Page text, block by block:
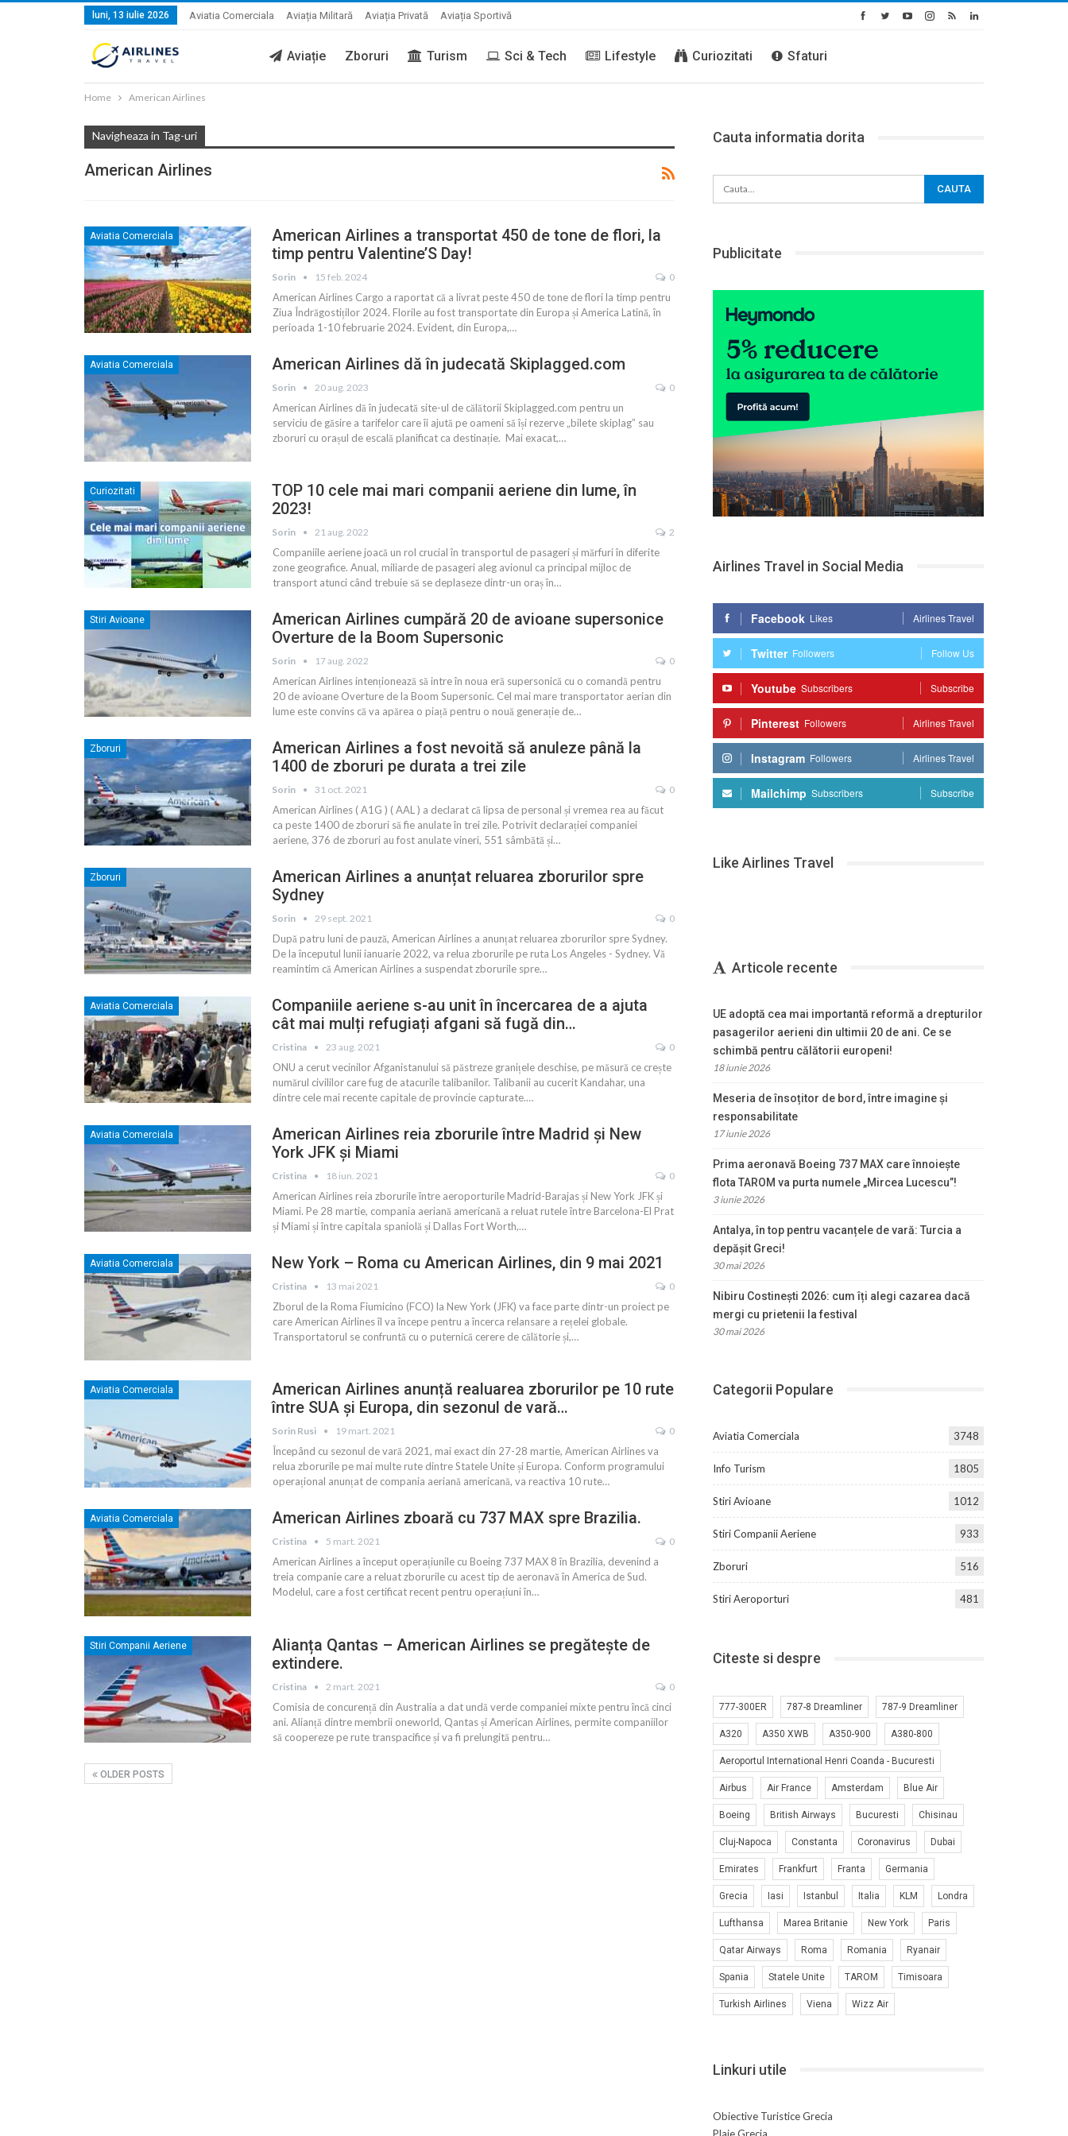
luni, 13 iulie 2026 Aviatia Comerciala Aviația Militară Aviația Privată Aviația Sportivă
Aviație Zboruri Turism Sci & Tech Lifestyle Curiozitati Sfaturi
Home American Airlines
Navigheaza in Tag-uri
American Airlines
Aviatia Comerciala
American Airlines a transportat 450 de tone de flori, la
timp pentru Valentine’S Day!
Sorin 15 feb. 2024 0
American Airlines Cargo a raportat că a livrat peste 450 de tone de flori la timp pentru
Ziua Îndrăgostiților 2024. Florile au fost transportate din Europa și America Latină, în
perioada 1-10 februarie 2024. Evident, din Europa,…
Aviatia Comerciala American Airlines dă în judecată Skiplagged.com
Sorin 20 aug. 2023 0
American Airlines dă în judecată site-ul de călătorii Skiplagged.com pentru un
serviciu de găsire a tarifelor care îi ajută pe oameni să își rezerve „bilete skiplag” sau
zboruri cu orașul de escală planificat ca destinație. Mai exacat,…
Curiozitati
TOP 10 cele mai mari companii aeriene din lume, în
2023!
Sorin 21 aug. 2022 2
Companiile aeriene joacă un rol crucial în transportul de pasageri și mărfuri în diferite
zone geografice. Anual, miliarde de pasageri aleg avionul ca principal mijloc de
transport atunci când trebuie să se deplaseze dintr-un oraș în…
Stiri Avioane
American Airlines cumpără 20 de avioane supersonice
Overture de la Boom Supersonic
Sorin 17 aug. 2022 0
American Airlines intenționează să intre în noua eră supersonică cu o comandă pentru
20 de avioane Overture de la Boom Supersonic. Cel mai mare transportator aerian din
lume este convins că va apărea o piață pentru o nouă generație de…
Zboruri
American Airlines a fost nevoită să anuleze până la
1400 de zboruri pe durata a trei zile
Sorin 31 oct. 2021 0
American Airlines ( A1G ) ( AAL ) a declarat că lipsa de personal și vremea rea ​​au făcut
ca peste 1400 de zboruri să fie anulate în trei zile. Potrivit declarației companiei
aeriene, 376 de zboruri au fost anulate vineri, 551 sâmbătă și…
Zboruri
American Airlines a anunțat reluarea zborurilor spre
Sydney
Sorin 29 sept. 2021 0
După patru luni de pauză, American Airlines a anunțat reluarea zborurilor spre Sydney.
De la începutul lunii ianuarie 2022, va relua zborurile pe ruta Los Angeles - Sydney. Vă
reamintim că American Airlines a suspendat zborurile spre…
Aviatia Comerciala
Companiile aeriene s-au unit în încercarea de a ajuta
cât mai mulți refugiați afgani să fugă din…
Cristina 23 aug. 2021 0
ONU a cerut vecinilor Afganistanului să păstreze granițele deschise, pe măsură ce crește
numărul civililor care fug de atacurile talibanilor. Talibanii au cucerit Kandahar, una
dintre cele mai recente capitale de provincie capturate.…
Aviatia Comerciala
American Airlines reia zborurile între Madrid și New
York JFK și Miami
Cristina 18 iun. 2021 0
American Airlines reia zborurile între aeroporturile Madrid-Barajas și New York JFK și
Miami. Pe 28 martie, compania aeriană americană a reluat rutele între Barcelona-El Prat
și Miami și între capitala spaniolă și Dallas Fort Worth,…
Aviatia Comerciala New York – Roma cu American Airlines, din 9 mai 2021
Cristina 13 mai 2021 0
Zborul de la Roma Fiumicino (FCO) la New York (JFK) va face parte dintr-un proiect pe
care American Airlines îl va începe pentru a încerca relansare a rețelei globale.
Transportatorul se confruntă cu o puternică cerere de călătorie și,…
Aviatia Comerciala
American Airlines anunță realuarea zborurilor pe 10 rute
între SUA și Europa, din sezonul de vară…
Sorin Rusi 19 mart. 2021 0
Începând cu sezonul de vară 2021, mai exact din 27-28 martie, American Airlines va
relua zborurile pe mai multe rute dintre Statele Unite și Europa. Conform programului
operațional anunțat de compania aeriană americană, va reactiva 10 rute…
Aviatia Comerciala American Airlines zboară cu 737 MAX spre Brazilia.
Cristina 5 mart. 2021 0
American Airlines a început operațiunile cu Boeing 737 MAX 8 în Brazilia, devenind a
treia companie care a reluat zborurile cu acest tip de aeronavă în America de Sud.
Modelul, care a fost certificat recent pentru operațiuni în…
Stiri Companii Aeriene
Alianța Qantas – American Airlines se pregătește de
extindere.
Cristina 2 mart. 2021 0
Comisia de concurență din Australia a dat undă verde companiei mixte pentru încă cinci
ani. Alianță dintre membrii oneworld, Qantas și American Airlines, permite companiilor
să coopereze pe rute transpacifice și va fi prelungită pentru…
OLDER POSTS
Cauta informatia dorita
Publicitate
Airlines Travel in Social Media
Facebook Likes Airlines Travel
Twitter Followers Follow Us
Youtube Subscribers Subscribe
Pinterest Followers Airlines Travel
Instagram Followers Airlines Travel
Mailchimp Subscribers Subscribe
Like Airlines Travel
Articole recente
UE adoptă cea mai importantă reformă a drepturilor
pasagerilor aerieni din ultimii 20 de ani. Ce se
schimbă pentru călătorii europeni!
18 iunie 2026
Meseria de însoțitor de bord, între imagine și
responsabilitate
17 iunie 2026
Prima aeronavă Boeing 737 MAX care înnoiește
flota TAROM va purta numele „Mircea Lucescu”!
3 iunie 2026
Antalya, în top pentru vacanțele de vară: Turcia a
depășit Greci!
30 mai 2026
Nibiru Costinești 2026: cum îți alegi cazarea dacă
mergi cu prietenii la festival
30 mai 2026
Categorii Populare
Aviatia Comerciala 3748
Info Turism 1805
Stiri Avioane 1012
Stiri Companii Aeriene 933
Zboruri 516
Stiri Aeroporturi 481
Citeste si despre
777-300ER 787-8 Dreamliner 787-9 Dreamliner
A320 A350 XWB A350-900 A380-800
Aeroportul International Henri Coanda - Bucuresti
Airbus Air France Amsterdam Blue Air
Boeing British Airways Bucuresti Chisinau
Cluj-Napoca Constanta Coronavirus Dubai
Emirates Frankfurt Franta Germania
Grecia Iasi Istanbul Italia KLM Londra
Lufthansa Marea Britanie New York Paris
Qatar Airways Roma Romania Ryanair
Spania Statele Unite TAROM Timisoara
Turkish Airlines Viena Wizz Air
Linkuri utile
Obiective Turistice Grecia
Plaje Grecia